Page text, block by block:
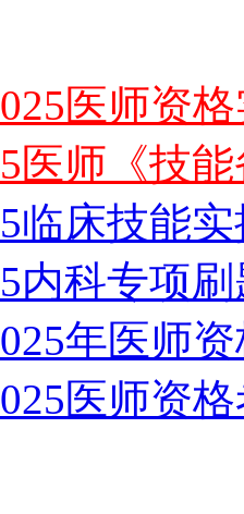
医师资
医师《技
临床技能
内科专项
年医师
医师资